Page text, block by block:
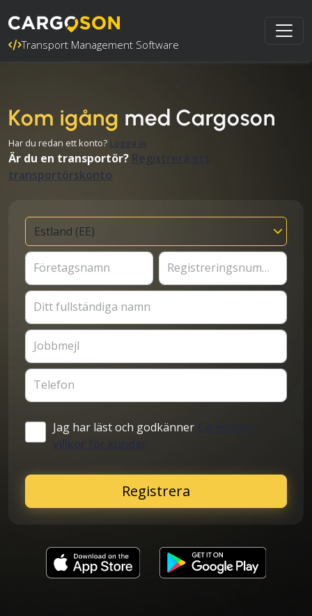
Transport Management Software
Kom igång med Cargoson
Har du redan ett konto? Logga in
Är du en transportör? Registrera ett
transportörskonto
Företagsnamn Registreringsnummer
Ditt fullständiga namn
Jobbmejl
Telefon
Jag har läst och godkänner
Cargosons
Registrera